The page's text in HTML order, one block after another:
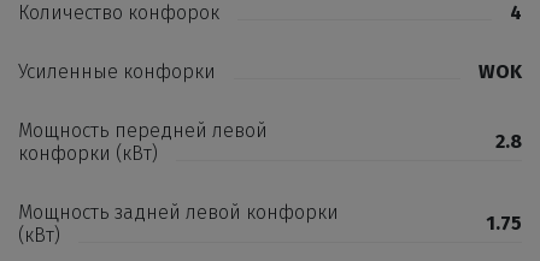
Количество конфорок 4
Усиленные конфорки WOK
Мощность передней левой
конфорки (кВт)
2.8
Мощность задней левой конфорки
(кВт)
1.75